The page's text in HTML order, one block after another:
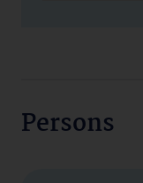
Persons